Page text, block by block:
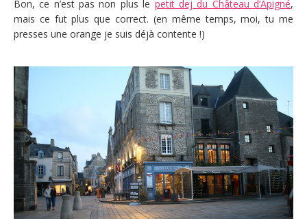
Bon, ce n’est pas non plus le petit dej du Château d’Apigné,
mais ce fut plus que correct. (en même temps, moi, tu me
presses une orange je suis déjà contente !)